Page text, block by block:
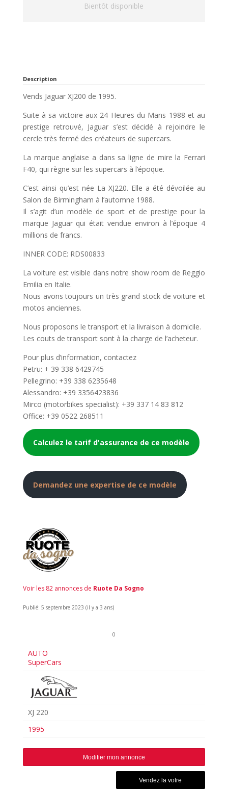
Bientôt disponible
Description
Vends Jaguar XJ200 de 1995.
Suite à sa victoire aux 24 Heures du Mans 1988 et au
prestige retrouvé, Jaguar s’est décidé à rejoindre le
cercle très fermé des créateurs de supercars.
La marque anglaise a dans sa ligne de mire la Ferrari
F40, qui règne sur les supercars à l’époque.
C’est ainsi qu’est née La XJ220. Elle a été dévoilée au
Salon de Birmingham à l’automne 1988.
Il s’agit d’un modèle de sport et de prestige pour la
marque Jaguar qui était vendue environ à l’époque 4
millions de francs.
INNER CODE: RDS00833
La voiture est visible dans notre show room de Reggio
Emilia en Italie.
Nous avons toujours un très grand stock de voiture et
motos anciennes.
Nous proposons le transport et la livraison à domicile.
Les couts de transport sont à la charge de l’acheteur.
Pour plus d’information, contactez
Petru: + 39 338 6429745
Pellegrino: +39 338 6235648
Alessandro: +39 3356423836
Mirco (motorbikes specialist): +39 337 14 83 812
Office: +39 0522 268511
Calculez le tarif d'assurance de ce modèle
Demandez une expertise de ce modèle
Voir les 82 annonces de Ruote Da Sogno
Publié: 5 septembre 2023 (il y a 3 ans)
0
AUTO
SuperCars
XJ 220
1995
Modifier mon annonce